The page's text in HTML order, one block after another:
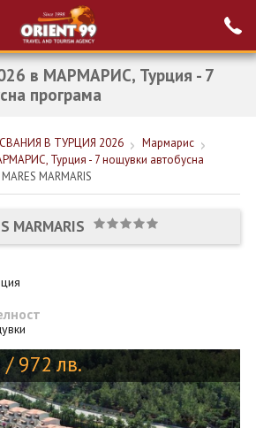
Проверка на
резервация
в МАРМАРИС, Турция - 7
програма
В ТУРЦИЯ 2026
Мармарис
Турция - 7 нощувки автобусна
MARMARIS
MARMARIS
/ 972 лв.